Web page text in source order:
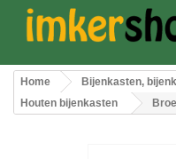
Home
Bijenkasten,
Houten bijenkasten